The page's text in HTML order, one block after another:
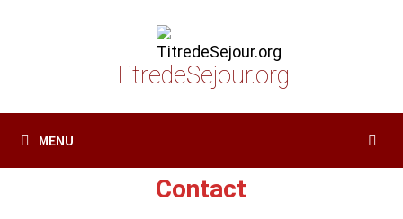
TitredeSejour.org
MENU
Contact